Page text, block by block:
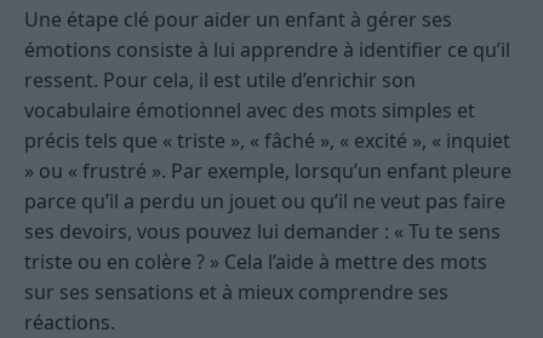
Une étape clé pour aider un enfant à gérer ses
émotions consiste à lui apprendre à identifier ce qu’il
ressent. Pour cela, il est utile d’enrichir son
vocabulaire émotionnel avec des mots simples et
précis tels que « triste », « fâché », « excité », « inquiet
» ou « frustré ». Par exemple, lorsqu’un enfant pleure
parce qu’il a perdu un jouet ou qu’il ne veut pas faire
ses devoirs, vous pouvez lui demander : « Tu te sens
triste ou en colère ? » Cela l’aide à mettre des mots
sur ses sensations et à mieux comprendre ses
réactions.